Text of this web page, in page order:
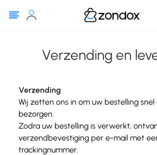
Verzending en
Verzending
Wij zetten ons in om uw bestelling snel
bezorgen.
Zodra uw bestelling is verwerkt,
verzendbevestiging per e-mail met
trackingnummer.